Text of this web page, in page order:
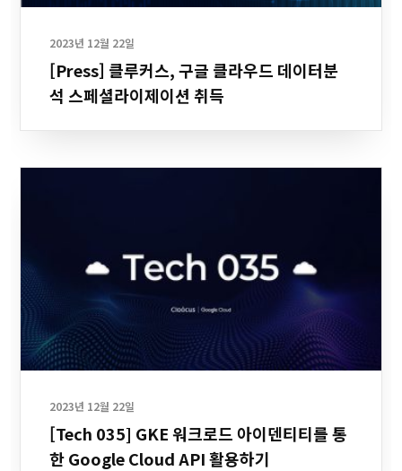
2023년 12월 22일
[Press] 클루커스, 구글 클라우드 데이터분
석 스페셜라이제이션 취득
2023년 12월 22일
[Tech 035] GKE 워크로드 아이덴티티를 통
한 Google Cloud API 활용하기